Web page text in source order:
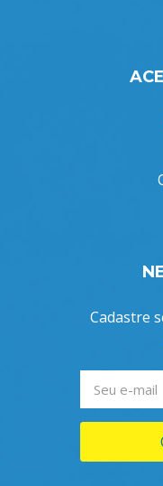
Cadastre